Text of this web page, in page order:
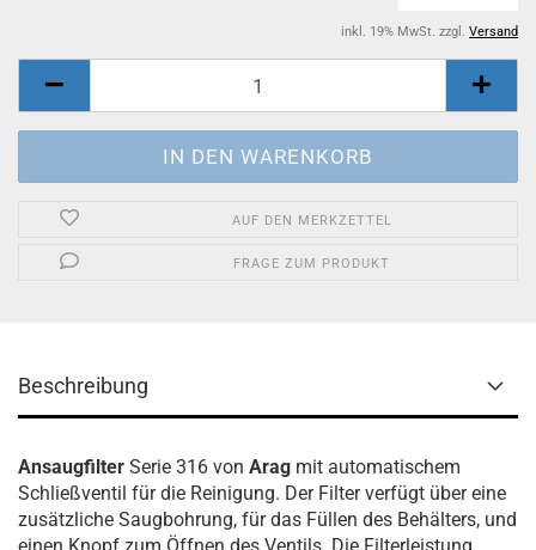
inkl. 19% MwSt. zzgl. Versand
AUF DEN MERKZETTEL
FRAGE ZUM PRODUKT
Beschreibung
Ansaugfilter Serie 316 von Arag mit automatischem
Schließventil für die Reinigung. Der Filter verfügt über eine
zusätzliche Saugbohrung, für das Füllen des Behälters, und